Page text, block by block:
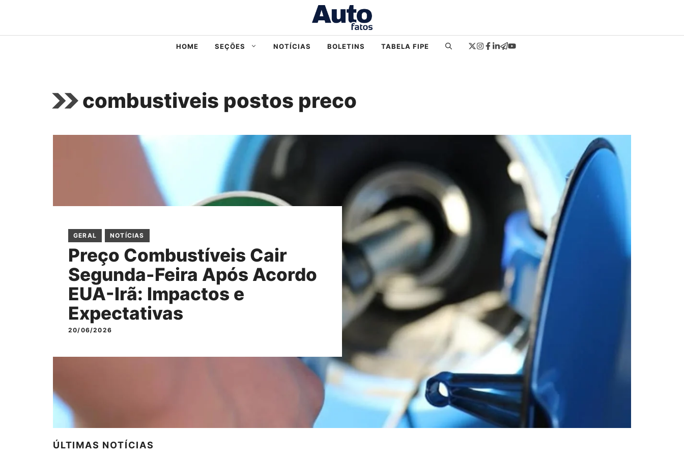
o
HOME SEÇÕES NOTÍCIAS BOLETINS TABELA FIPE
combustiveis postos preco
GERAL NOTÍCIAS
Preço Combustíveis Cair
Segunda-Feira Após Acordo
EUA-Irã: Impactos e
Expectativas
20/06/2026
ÚLTIMAS NOTÍCIAS